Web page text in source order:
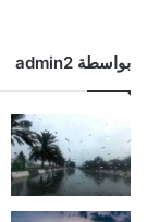
بواسطة admin2